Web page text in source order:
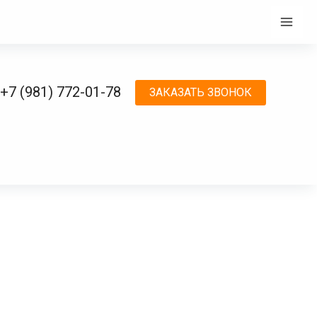
+7 (981) 772-01-78 ЗАКАЗАТЬ ЗВОНОК
пленке
кузова автомобиля для защиты от гравия,